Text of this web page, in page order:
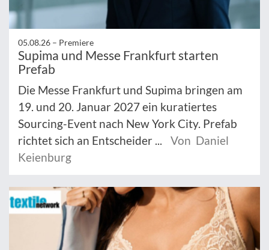
05.08.26 – Premiere
Supima und Messe Frankfurt starten
Prefab
Die Messe Frankfurt und Supima bringen am
19. und 20. Januar 2027 ein kuratiertes
Sourcing-Event nach New York City. Prefab
richtet sich an Entscheider ...
Von Daniel
Keienburg